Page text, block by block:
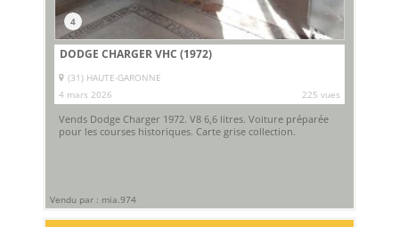
4
DODGE CHARGER VHC (1972)
(31) HAUTE-GARONNE
4 mars 2026
225 vues
Vends Dodge Charger 1972. V8 6,6 litres. Voiture préparée
pour les courses historiques. Carte grise collection.
Vendu par : mia.974